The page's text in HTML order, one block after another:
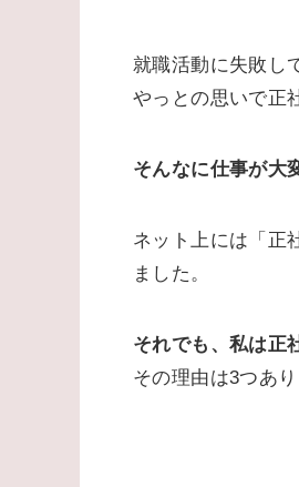
就職活動に失敗し
やっとの思いで正
そんなに仕事が大
ネット上には「正
ました。
それでも、私は正
その理由は3つあり